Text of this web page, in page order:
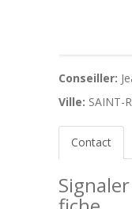
Conseiller:
Ville: SAINT-
Contact